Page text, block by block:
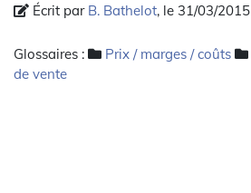
Écrit par B. Bathelot, le 31/03/2015
Glossaires : Prix / marges / coûts
de vente